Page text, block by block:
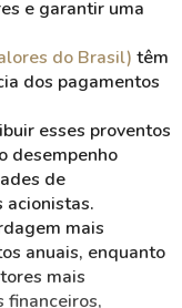
e garantir uma
do Brasil) têm
dos pagamentos
esses proventos
desempenho
de
acionistas.
mais
anuais, enquanto
mais
financeiros,